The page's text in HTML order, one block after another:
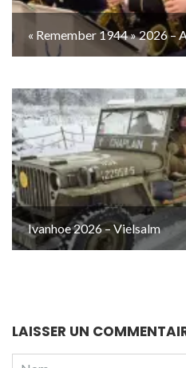
« Remember 1944 » 2026 –
Ivanhoe 2026 – Vielsalm
LAISSER UN